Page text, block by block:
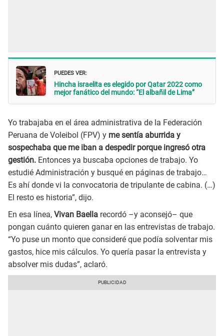
PUEDES VER:
Hincha israelita es elegido por Qatar 2022 como
mejor fanático del mundo: “El albañil de Lima”
Yo trabajaba en el área administrativa de la Federación
Peruana de Voleibol (FPV) y me sentía aburrida y
sospechaba que me iban a despedir porque ingresó otra
gestión. Entonces ya buscaba opciones de trabajo. Yo
estudié Administración y busqué en páginas de trabajo…
Es ahí donde vi la convocatoria de tripulante de cabina. (…)
El resto es historia”, dijo.
En esa línea, Vivan Baella recordó –y aconsejó– que
pongan cuánto quieren ganar en las entrevistas de trabajo.
“Yo puse un monto que consideré que podía solventar mis
gastos, hice mis cálculos. Yo quería pasar la entrevista y
absolver mis dudas”, aclaró.